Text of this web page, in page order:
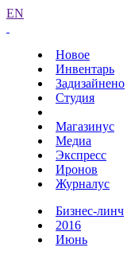
EN
Новое
Инвентарь
Задизайнено
Студия
Магазинус
Медиа
Экспресс
Иронов
Журналус
Бизнес-линч
2016
Июнь